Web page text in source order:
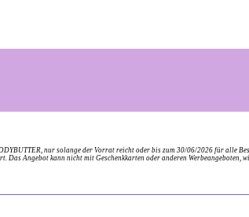
nur solange der Vorrat reicht oder bis zum 30/06/2026 für alle
Das Angebot kann nicht mit Geschenkkarten oder anderen Werbeangeboten,